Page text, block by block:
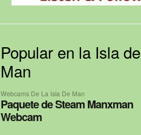
Popular en la Isla de
Man
Webcams De La Isla De Man
Paquete de Steam Manxman
Webcam